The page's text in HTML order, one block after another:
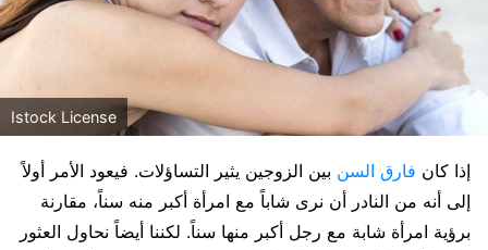
Istock License
إذا كان فارق السن بين الزوجين يثير التساؤلات. فيعود الأمر أولاً
إلى أنه من النادر أن نرى شاباً مع امرأة أكبر منه سناً، مقارنة
برؤية امرأة شابة مع رجل أكبر منها سناً. لكننا أيضاً نحاول العثور